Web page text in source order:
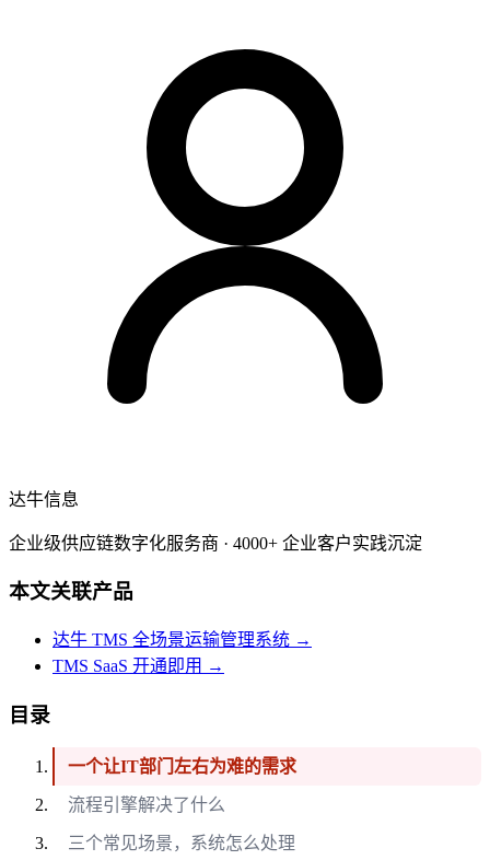
达牛信息
企业级供应链数字化服务商 · 4000+ 企业客户实践沉淀
本文关联产品
达牛 TMS 全场景运输管理系统 →
TMS SaaS 开通即用 →
目录
一个让IT部门左右为难的需求
流程引擎解决了什么
三个常见场景，系统怎么处理